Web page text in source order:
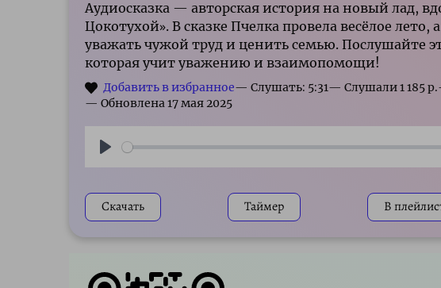
Аудиосказка — авторская история на новый лад,
Цокотухой». В сказке Пчелка провела весёлое
уважать чужой труд и ценить семью. Послушайте
которая учит уважению и взаимопомощи!
— Слушать: 5:31 р.
Скачать Таймер В